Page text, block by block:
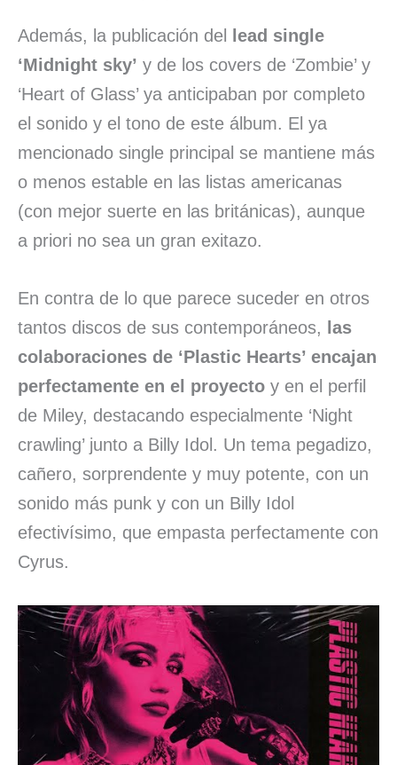
Además, la publicación del
lead single
‘Midnight sky’ y de los covers de ‘Zombie’ y
‘Heart of Glass’ ya anticipaban por completo
el sonido y el tono de este álbum. El ya
mencionado single principal se mantiene más
o menos estable en las listas americanas
(con mejor suerte en las británicas), aunque
a priori no sea un gran exitazo.
En contra de lo que parece suceder en otros
tantos discos de sus contemporáneos,
las
colaboraciones de ‘Plastic Hearts’ encajan
perfectamente en el proyecto y en el perfil
de Miley, destacando especialmente ‘Night
crawling’ junto a Billy Idol. Un tema pegadizo,
cañero, sorprendente y muy potente, con un
sonido más punk y con un Billy Idol
efectivísimo, que empasta perfectamente con
Cyrus.